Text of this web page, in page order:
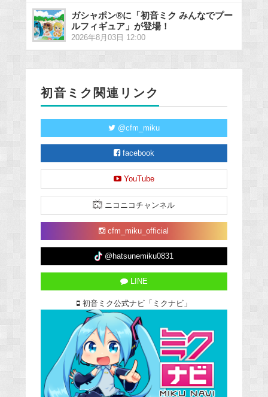
ガシャポン®に「初音ミク みんなでプー
ルフィギュア」が登場！
2026年8月03日 12:00
初音ミク関連リンク
@cfm_miku
facebook
YouTube
ニコニコチャンネル
cfm_miku_official
@hatsunemiku0831
LINE
初音ミク公式ナビ「ミクナビ」